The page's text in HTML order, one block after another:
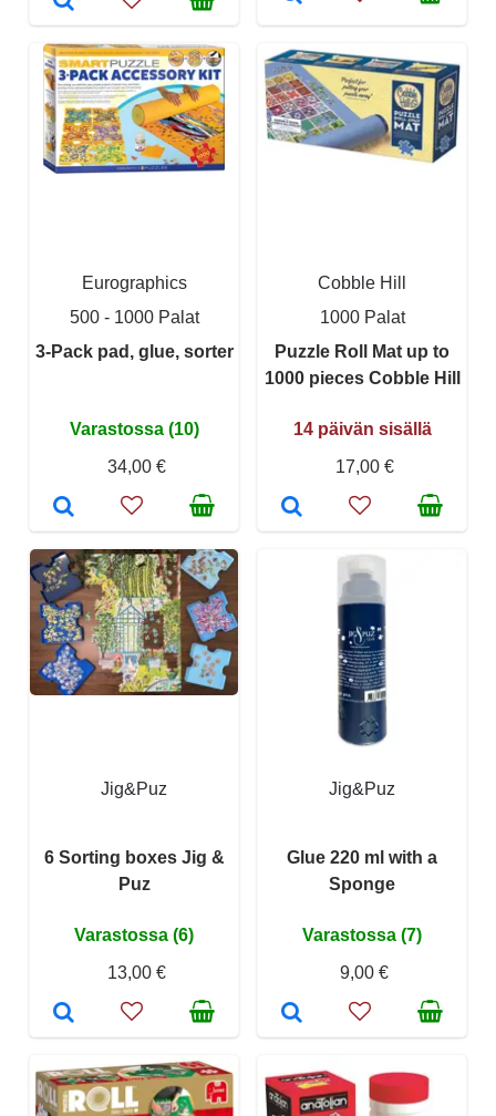
Eurographics
500 - 1000 Palat
3-Pack pad, glue, sorter
Varastossa (10)
34,00 €
Cobble Hill
1000 Palat
Puzzle Roll Mat up to
1000 pieces Cobble Hill
14 päivän sisällä
17,00 €
Jig&Puz
6 Sorting boxes Jig &
Puz
Varastossa (6)
13,00 €
Jig&Puz
Glue 220 ml with a
Sponge
Varastossa (7)
9,00 €